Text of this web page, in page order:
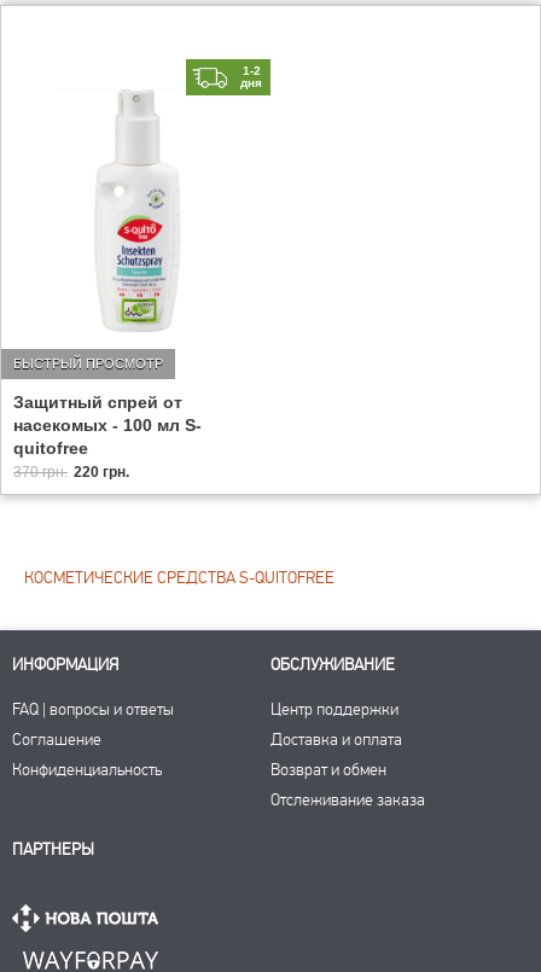
1-2
дня
Защитный спрей от
насекомых - 100 мл S-
quitofree
БЫСТРЫЙ ПРОСМОТР
370 грн. 220 грн.
КОСМЕТИЧЕСКИЕ СРЕДСТВА S-QUITOFREE
ИНФОРМАЦИЯ
FAQ | вопросы и ответы
Соглашение
Конфиденциальность
ОБСЛУЖИВАНИЕ
Центр поддержки
Доставка и оплата
Возврат и обмен
Отслеживание заказа
ПАРТНЕРЫ